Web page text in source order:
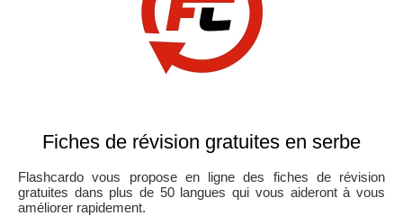
Fiches de révision gratuites en serbe
Flashcardo vous propose en ligne des fiches de révision
gratuites dans plus de 50 langues qui vous aideront à vous
améliorer rapidement.